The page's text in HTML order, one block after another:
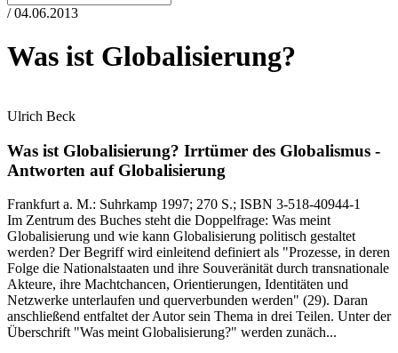
/ 04.06.2013
Was ist Globalisierung?
Ulrich Beck
Was ist Globalisierung? Irrtümer des Globalismus -
Antworten auf Globalisierung
Frankfurt a. M.: Suhrkamp 1997; 270 S.; ISBN 3-518-40944-1
Im Zentrum des Buches steht die Doppelfrage: Was meint
Globalisierung und wie kann Globalisierung politisch gestaltet
werden? Der Begriff wird einleitend definiert als "Prozesse, in deren
Folge die Nationalstaaten und ihre Souveränität durch transnationale
Akteure, ihre Machtchancen, Orientierungen, Identitäten und
Netzwerke unterlaufen und querverbunden werden" (29). Daran
anschließend entfaltet der Autor sein Thema in drei Teilen. Unter der
Überschrift "Was meint Globalisierung?" werden zunäch...